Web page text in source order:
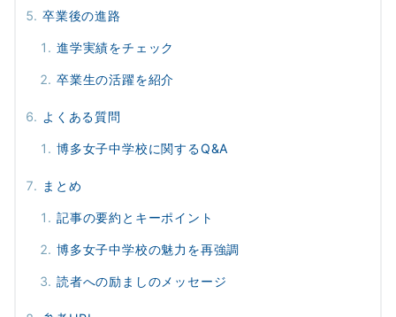
卒業後の進路
進学実績をチェック
卒業生の活躍を紹介
よくある質問
博多女子中学校に関するQ&A
まとめ
記事の要約とキーポイント
博多女子中学校の魅力を再強調
読者への励ましのメッセージ